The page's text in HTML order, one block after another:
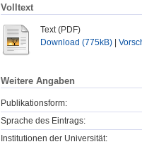
Volltext
Text (PDF)
Download (775kB)
Weitere Angaben
Publikationsform:
Sprache des Eintrags:
Institutionen der Universität: